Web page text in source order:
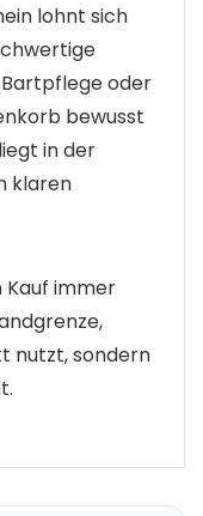
lohnt sich
oder
bewusst
in der
klaren
Kauf immer
nutzt, sondern